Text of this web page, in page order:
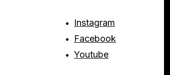
Instagram
Facebook
Youtube